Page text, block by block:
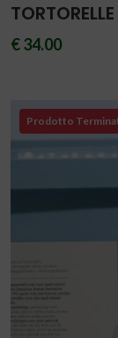
€ 34.00
Prodotto